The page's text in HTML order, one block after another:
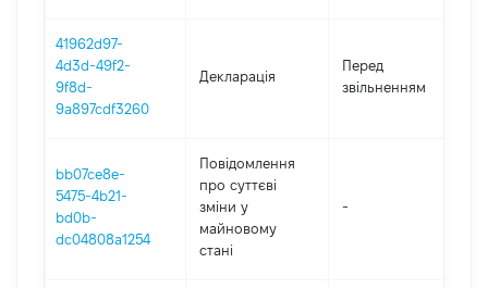
41962d97-
4d3d-49f2-
9f8d-
9a897cdf3260
Декларація
Перед
звільненням
bb07ce8e-
5475-4b21-
bd0b-
dc04808a1254
Повідомлення
про суттєві
зміни y
майновому
стані
-